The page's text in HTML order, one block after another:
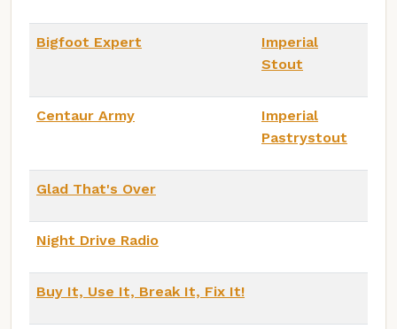
Bigfoot Expert
Imperial
Stout
Centaur Army
Imperial
Pastrystout
Glad That's Over
Night Drive Radio
Buy It, Use It, Break It, Fix It!